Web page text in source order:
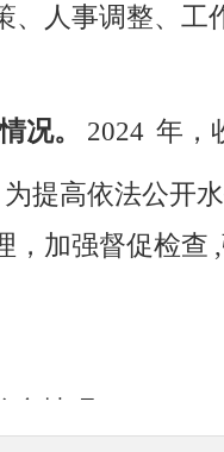
、人事调整、工
况。 2024 年，
为提高依法公开
，加强督促检查 ,